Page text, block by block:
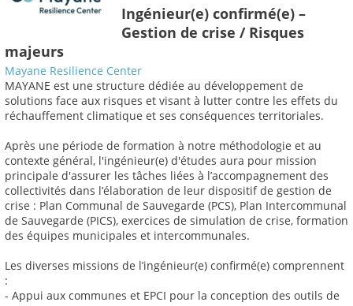
Ingénieur(e) confirmé(e) –
Gestion de crise / Risques
majeurs
Mayane Resilience Center
MAYANE est une structure dédiée au développement de
solutions face aux risques et visant à lutter contre les effets du
réchauffement climatique et ses conséquences territoriales.
Après une période de formation à notre méthodologie et au
contexte général, l'ingénieur(e) d'études aura pour mission
principale d'assurer les tâches liées à l’accompagnement des
collectivités dans l’élaboration de leur dispositif de gestion de
crise : Plan Communal de Sauvegarde (PCS), Plan Intercommunal
de Sauvegarde (PICS), exercices de simulation de crise, formation
des équipes municipales et intercommunales.
Les diverses missions de l’ingénieur(e) confirmé(e) comprennent
:
- Appui aux communes et EPCI pour la conception des outils de